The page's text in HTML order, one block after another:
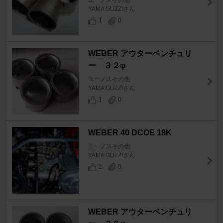
YAMA GUZZIさん
1
0
WEBER アウターベンチュリ
ー ３２φ
ユーノスその他
YAMA GUZZIさん
1
0
WEBER 40 DCOE 18K
ユーノスその他
YAMA GUZZIさん
2
0
WEBER アウターベンチュリ